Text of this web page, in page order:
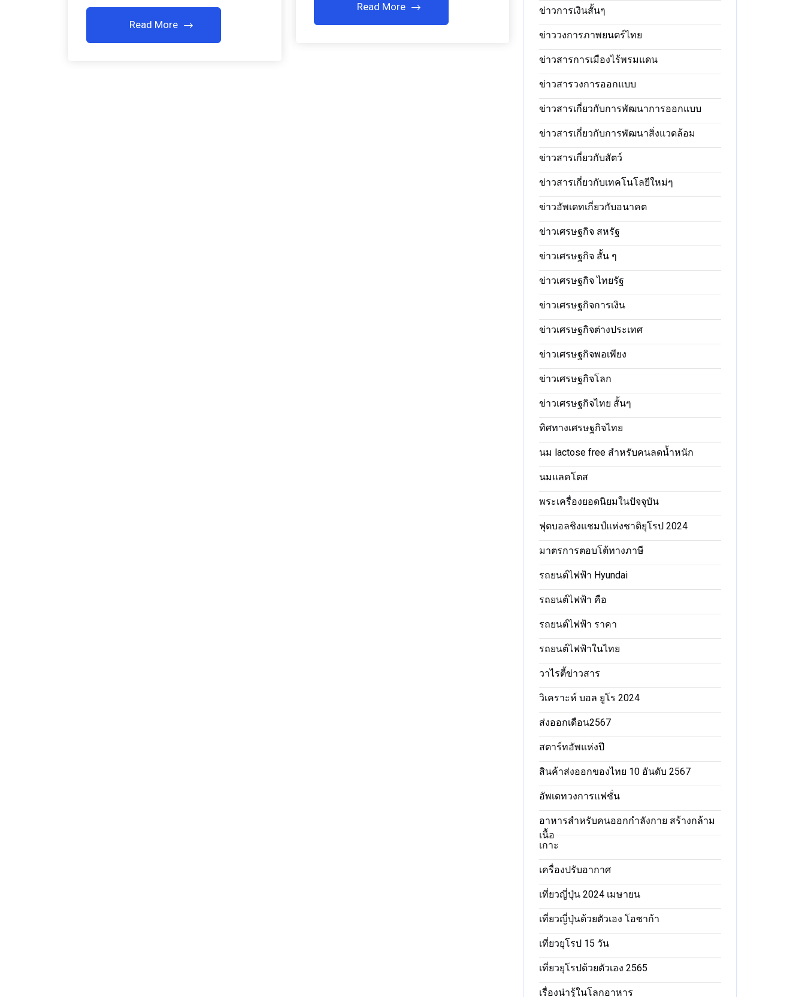
Read More
Read More ข่าวการเงินสั้นๆ
ข่าววงการภาพยนตร์ไทย
ข่าวสารการเมืองไร้พรมแดน
ข่าวสารวงการออกแบบ
ข่าวสารเกี่ยวกับการพัฒนาการออกแบบ
ข่าวสารเกี่ยวกับการพัฒนาสิ่งแวดล้อม
ข่าวสารเกี่ยวกับสัตว์
ข่าวสารเกี่ยวกับเทคโนโลยีใหม่ๆ
ข่าวอัพเดทเกี่ยวกับอนาคต
ข่าวเศรษฐกิจ สหรัฐ
ข่าวเศรษฐกิจ สั้น ๆ
ข่าวเศรษฐกิจ ไทยรัฐ
ข่าวเศรษฐกิจการเงิน
ข่าวเศรษฐกิจต่างประเทศ
ข่าวเศรษฐกิจพอเพียง
ข่าวเศรษฐกิจโลก
ข่าวเศรษฐกิจไทย สั้นๆ
ทิศทางเศรษฐกิจไทย
นม lactose free สำหรับคนลดน้ำหนัก
นมแลคโตส
พระเครื่องยอดนิยมในปัจจุบัน
ฟุตบอลชิงแชมป์แห่งชาติยุโรป 2024
มาตรการตอบโต้ทางภาษี
รถยนต์ไฟฟ้า Hyundai
รถยนต์ไฟฟ้า คือ
รถยนต์ไฟฟ้า ราคา
รถยนต์ไฟฟ้าในไทย
วาไรตี้ข่าวสาร
วิเคราะห์ บอล ยูโร 2024
ส่งออกเดือน2567
สตาร์ทอัพแห่งปี
สินค้าส่งออกของไทย 10 อันดับ 2567
อัพเดทวงการแฟชั่น
อาหารสําหรับคนออกกําลังกาย สร้างกล้าม
เนื้อ
เกาะ
เครื่องปรับอากาศ
เที่ยวญี่ปุ่น 2024 เมษายน
เที่ยวญี่ปุ่นด้วยตัวเอง โอซาก้า
เที่ยวยุโรป 15 วัน
เที่ยวยุโรปด้วยตัวเอง 2565
เรื่องน่ารู้ในโลกอาหาร